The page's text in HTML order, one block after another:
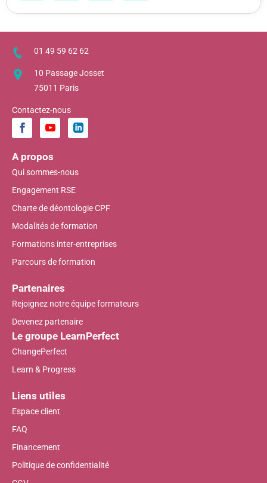
01 49 59 62 62
10 Passage Josset
75011 Paris
Contactez-nous
A propos
Qui sommes-nous
Engagement RSE
Charte de déontologie CPF
Modalités de formation
Formations inter-entreprises
Parcours de formation
Partenaires
Rejoignez notre équipe formateurs
Devenez partenaire
Le groupe LearnPerfect
ChangePerfect
Learn & Progress
Liens utiles
Espace client
FAQ
Financement
Politique de confidentialité